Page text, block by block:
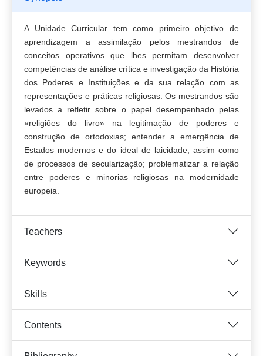
A Unidade Curricular tem como primeiro objetivo de
aprendizagem a assimilação pelos mestrandos de
conceitos operativos que lhes permitam desenvolver
competências de análise crítica e investigação da História
dos Poderes e Instituições e da sua relação com as
representações e práticas religiosas. Os mestrandos são
levados a refletir sobre o papel desempenhado pelas
«religiões do livro» na legitimação de poderes e
construção de ortodoxias; entender a emergência de
Estados modernos e do ideal de laicidade, assim como
de processos de secularização; problematizar a relação
entre poderes e minorias religiosas na modernidade
europeia.
Teachers
Keywords
Skills
Contents